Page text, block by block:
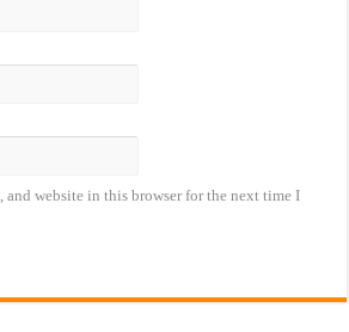
and website in this browser for the next time I